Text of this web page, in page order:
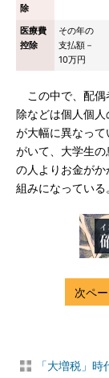
除
医療費
控除
その年の
支払額－
10万円
この中で、配偶
除などは個人個
が大幅に異なっ
がいて、大学生
の人よりお金が
組みになっている
「大増税」